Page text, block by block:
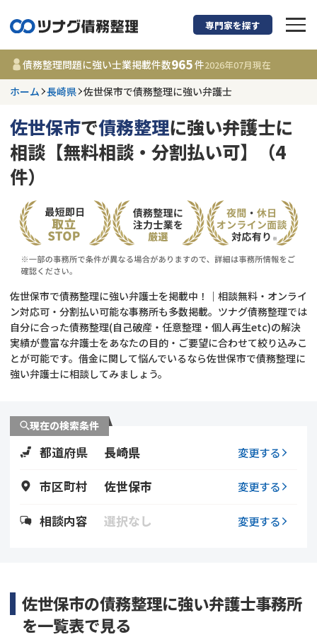
債務整理に強い弁
長崎県
事務所 965
件
更新日 :2026年07月31日
相談内容で探す
借金返済相談・交渉
時効援用
会社破産・法人破産
費用相場
債務整理
個人再生（民事再生）
専門家を探す
債務整理問題に強い士業掲載件数965件2026年07月現在
ホーム 長崎県 佐世保市で債務整理に強い弁護士
佐世保市で債務整理に強い弁護士に
相談【無料相談・分割払い可】（4
件）
佐世保市で債務整理に強い弁護士を掲載中！｜相談無料・オンライ
ン対応可・分割払い可能な事務所も多数掲載。ツナグ債務整理では
自分に合った債務整理(自己破産・任意整理・個人再生etc)の解決
実績が豊富な弁護士をあなたの目的・ご要望に合わせて絞り込みこ
とが可能です。借金に関して悩んでいるなら佐世保市で債務整理に
強い弁護士に相談してみましょう。
現在の検索条件
都道府県 長崎県 変更する
市区町村 佐世保市 変更する
相談内容 選択なし 変更する
佐世保市の債務整理に強い弁護士事務所
を一覧表で見る